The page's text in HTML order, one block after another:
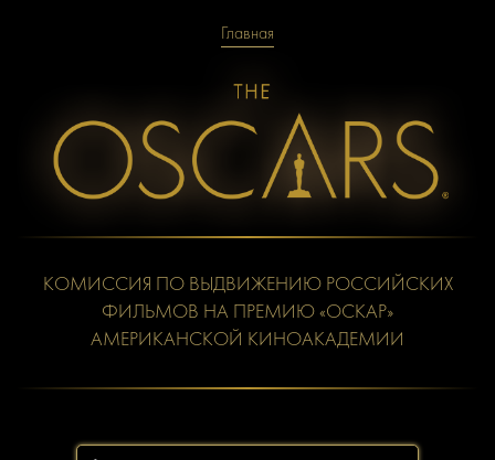
Главная
КОМИССИЯ ПО ВЫДВИЖЕНИЮ РОССИЙСКИХ
ФИЛЬМОВ НА ПРЕМИЮ «ОСКАР»
АМЕРИКАНСКОЙ КИНОАКАДЕМИИ